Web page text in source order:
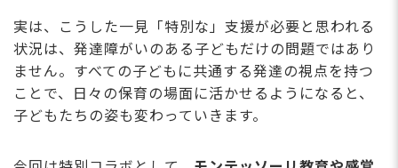
実は、こうした⼀⾒「特別な」⽀援が必要と思われる
状況は、発達障がいのある⼦どもだけの問題ではあり
ません。すべての⼦どもに共通する発達の視点を持つ
ことで、⽇々の保育の場⾯に活かせるようになると、
⼦どもたちの姿も変わっていきます。